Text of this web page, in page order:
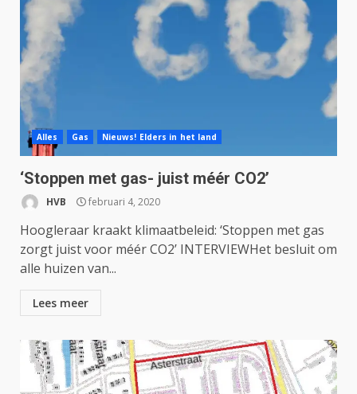
Alles Gas Nieuws! Elders in het land
‘Stoppen met gas- juist méér CO2’
HVB februari 4, 2020
Hoogleraar kraakt klimaatbeleid: ‘Stoppen met gas
zorgt juist voor méér CO2’ INTERVIEWHet besluit om
alle huizen van...
Lees meer